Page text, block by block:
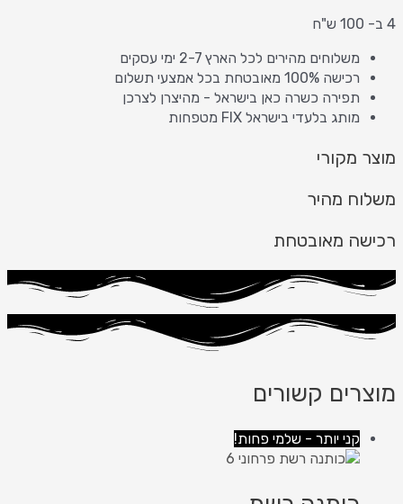
4 ב- 100 ש"ח
משלוחים מהירים לכל הארץ 2-7 ימי עסקים
רכישה 100% מאובטחת בכל אמצעי תשלום
תפירה כשרה כאן בישראל - מהיצרן לצרכן
מותג בלעדי בישראל FIX מטפחות
מוצר מקורי
משלוח מהיר
רכישה מאובטחת
מוצרים קשורים
קני יותר - שלמי פחות!